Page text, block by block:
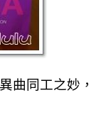
曲同工之妙，